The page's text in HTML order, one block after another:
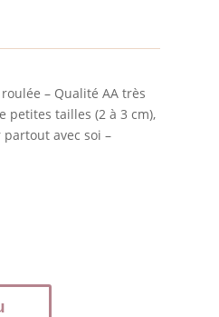
– Qualité AA très
petites tailles (2 à 3 cm),
avec soi –